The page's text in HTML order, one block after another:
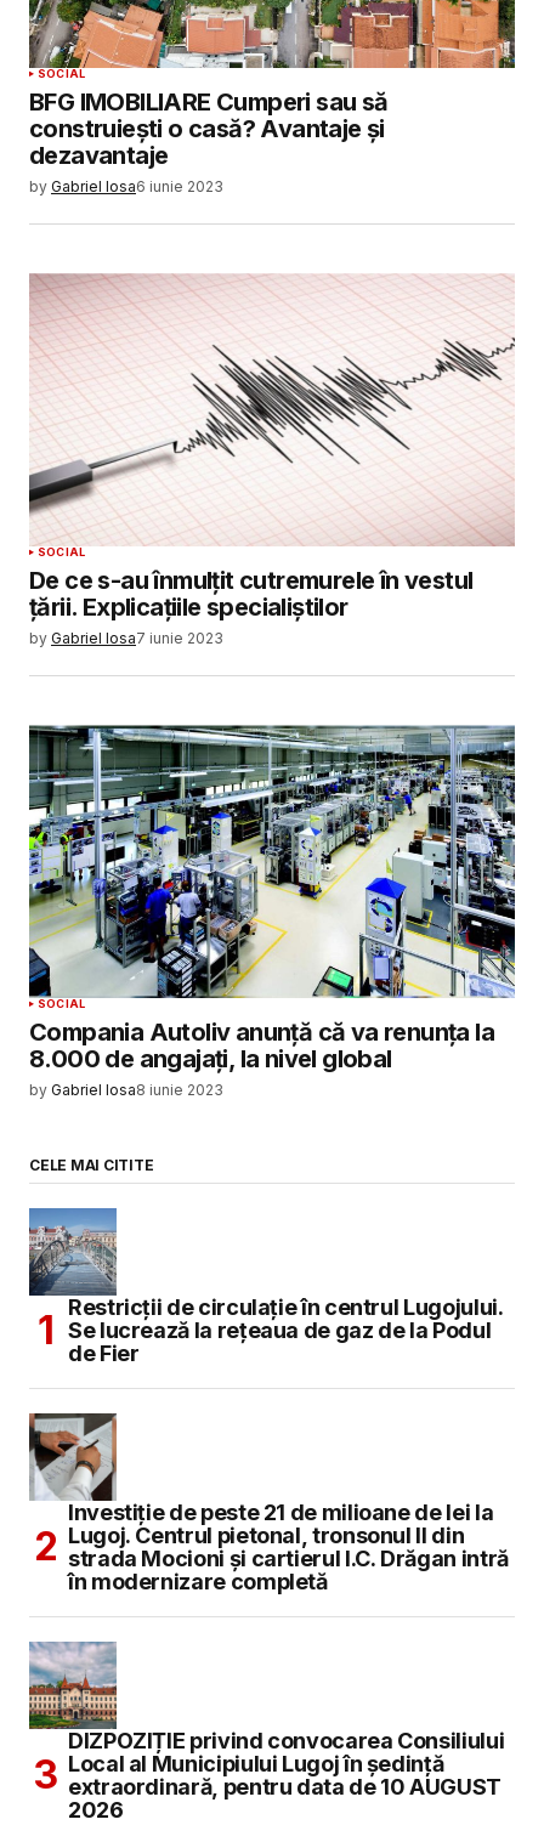
SOCIAL
BFG IMOBILIARE Cumperi sau să
construiești o casă? Avantaje și
dezavantaje
by Gabriel Iosa6 iunie 2023
SOCIAL
De ce s-au înmulțit cutremurele în vestul
țării. Explicațiile specialiștilor
by Gabriel Iosa7 iunie 2023
SOCIAL
Compania Autoliv anunță că va renunța la
8.000 de angajați, la nivel global
by Gabriel Iosa8 iunie 2023
CELE MAI CITITE
Restricții de circulație în centrul Lugojului.
Se lucrează la rețeaua de gaz de la Podul
de Fier
Investiție de peste 21 de milioane de lei la
Lugoj. Centrul pietonal, tronsonul II din
strada Mocioni și cartierul I.C. Drăgan intră
în modernizare completă
DIZPOZIȚIE privind convocarea Consiliului
Local al Municipiului Lugoj în şedinţă
extraordinară, pentru data de 10 AUGUST
2026